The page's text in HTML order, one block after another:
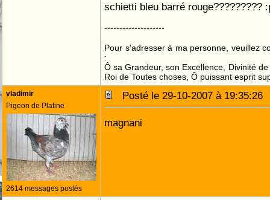
schietti bleu barré rouge?????????
--------------------
Pour s'adresser à ma personne, veuillez
:
Ô sa Grandeur, son Excellence, Divinité
Roi de Toutes choses, Ô puissant esprit
vladimir
Pigeon de Platine
2614 messages postés
Posté le 29-10-2007 à
magnani